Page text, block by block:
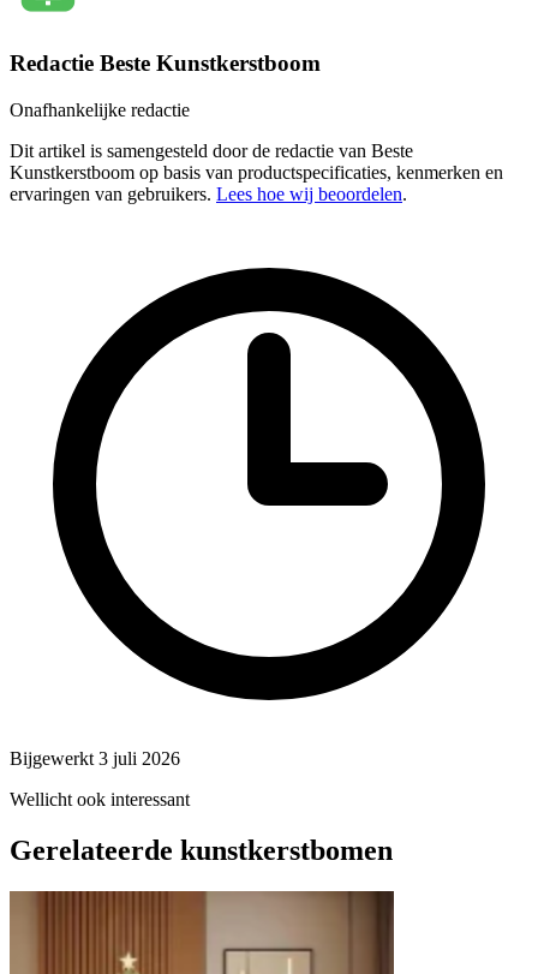
Redactie Beste Kunstkerstboom
Onafhankelijke redactie
Dit artikel is samengesteld door de redactie van Beste
Kunstkerstboom op basis van productspecificaties, kenmerken en
ervaringen van gebruikers. Lees hoe wij beoordelen.
Bijgewerkt 3 juli 2026
Wellicht ook interessant
Gerelateerde kunstkerstbomen